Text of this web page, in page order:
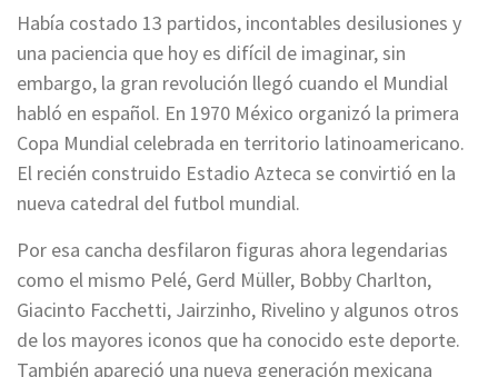
Había costado 13 partidos, incontables desilusiones y
una paciencia que hoy es difícil de imaginar, sin
embargo, la gran revolución llegó cuando el Mundial
habló en español. En 1970 México organizó la primera
Copa Mundial celebrada en territorio latinoamericano.
El recién construido Estadio Azteca se convirtió en la
nueva catedral del futbol mundial.
Por esa cancha desfilaron figuras ahora legendarias
como el mismo Pelé, Gerd Müller, Bobby Charlton,
Giacinto Facchetti, Jairzinho, Rivelino y algunos otros
de los mayores iconos que ha conocido este deporte.
También apareció una nueva generación mexicana